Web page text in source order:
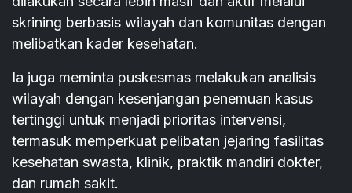
skrining berbasis wilayah dan komunitas dengan
melibatkan kader kesehatan.
Ia juga meminta puskesmas melakukan analisis
wilayah dengan kesenjangan penemuan kasus
tertinggi untuk menjadi prioritas intervensi,
termasuk memperkuat pelibatan jejaring fasilitas
kesehatan swasta, klinik, praktik mandiri dokter,
dan rumah sakit.